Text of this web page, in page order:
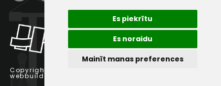
Es piekrītu
Es noraidu
Mainīt manas preferences
Copyright © 2025 Hards SIA.
webbuilding.lv
(+371) 63 881
186
info@hards.lv